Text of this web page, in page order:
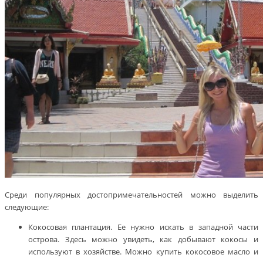
Среди популярных достопримечательностей можно выделить
следующие:
Кокосовая плантация. Ее нужно искать в западной части
острова. Здесь можно увидеть, как добывают кокосы и
используют в хозяйстве. Можно купить кокосовое масло и